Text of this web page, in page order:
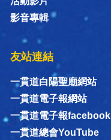
影音專輯
友站連結
一貫道白陽聖廟網站
一貫道電子報網站
一貫道電子報facebook
一貫道總會YouTube